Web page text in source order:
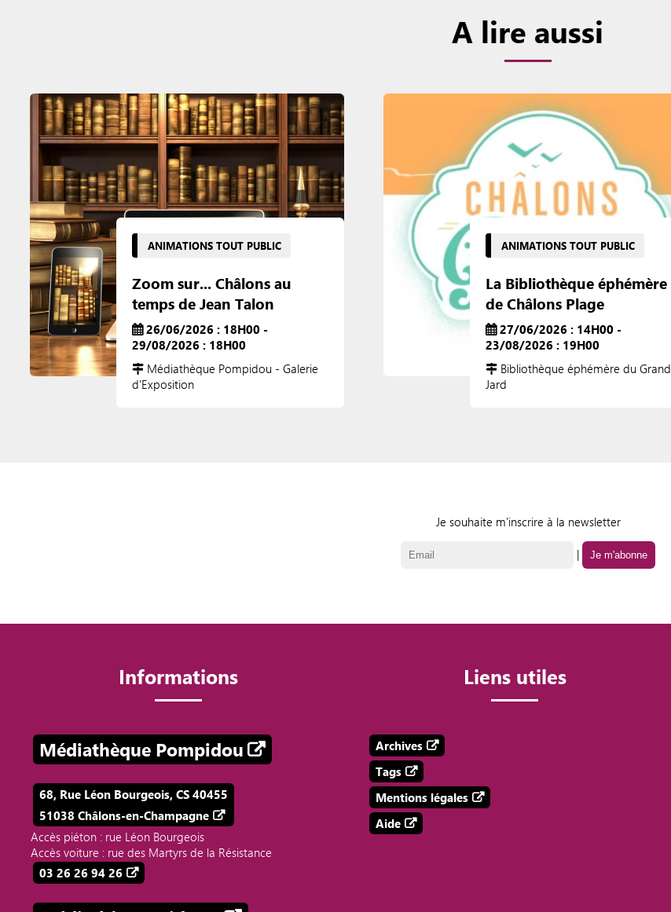
A lire aussi
ANIMATIONS TOUT PUBLIC
Zoom sur... Châlons au
temps de Jean Talon
26/06/2026 : 18H00 -
29/08/2026 : 18H00
Médiathèque Pompidou - Galerie
d'Exposition
ANIMATIONS TOUT PUBLIC
La Bibliothèque éphémère
de Châlons Plage
27/06/2026 : 14H00 -
23/08/2026 : 19H00
Bibliothèque éphémère du Grand
Jard
Je souhaite m'inscrire à la newsletter
|
Informations
Médiathèque Pompidou
68, Rue Léon Bourgeois, CS 40455
51038 Châlons-en-Champagne
Accès piéton : rue Léon Bourgeois
Accès voiture : rue des Martyrs de la Résistance
03 26 26 94 26
Liens utiles
Archives
Tags
Mentions légales
Aide